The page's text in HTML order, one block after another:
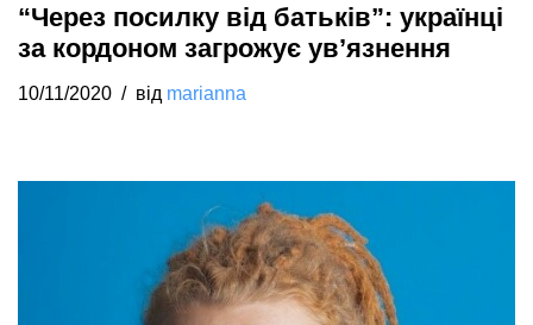
“Через посилку від батьків”: українці
за кордоном загрожує ув’язнення
10/11/2020 від marianna